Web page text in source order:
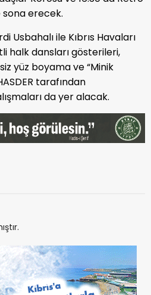
sona erecek.
Usbahalı ile Kıbrıs Havaları
halk dansları gösterileri,
yüz boyama ve “Minik
tarafından
da yer alacak.